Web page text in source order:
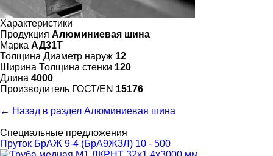
Характеристики
Продукция Алюминиевая шина
Марка АД31Т
Толщина Диаметр наруж 12
Ширина Толщина стенки 120
Длина 4000
Произво­дитель ГОСТ/EN 15176
← Назад в раздел Алюминиевая шина
Специальные предложения
Пруток БрАЖ 9-4 (БрА9Ж3Л) 10 - 500